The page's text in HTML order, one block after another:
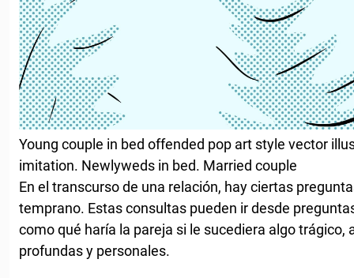
Young couple in bed offended pop art style vector
imitation. Newlyweds in bed. Married couple
En el transcurso de una relación, hay ciertas
temprano. Estas consultas pueden ir desde
como qué haría la pareja si le sucediera algo trágico,
profundas y personales.